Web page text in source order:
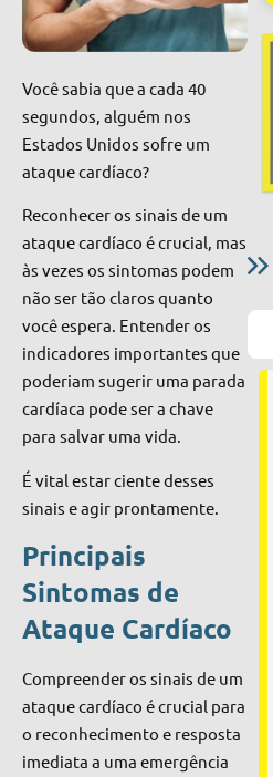
Você sabia que a cada 40
segundos, alguém nos
Estados Unidos sofre um
ataque cardíaco?
Reconhecer os sinais de um
ataque cardíaco é crucial, mas
às vezes os sintomas podem
não ser tão claros quanto
você espera. Entender os
indicadores importantes que
poderiam sugerir uma parada
cardíaca pode ser a chave
para salvar uma vida.
É vital estar ciente desses
sinais e agir prontamente.
Principais
Sintomas de
Ataque Cardíaco
Compreender os sinais de um
ataque cardíaco é crucial para
o reconhecimento e resposta
imediata a uma emergência